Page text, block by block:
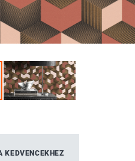
KEDVENCEKHEZ